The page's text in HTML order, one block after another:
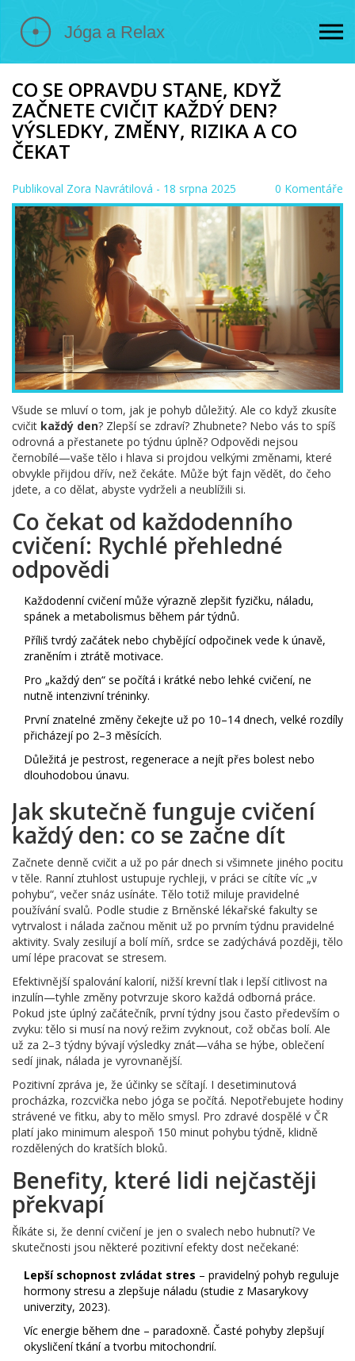
CO SE OPRAVDU STANE, KDYŽ
ZAČNETE CVIČIT KAŽDÝ DEN?
VÝSLEDKY, ZMĚNY, RIZIKA A CO
ČEKAT
Publikoval Zora Navrátilová - 18 srpna 2025 0 Komentáře
Všude se mluví o tom, jak je pohyb důležitý. Ale co když zkusíte
cvičit každý den? Zlepší se zdraví? Zhubnete? Nebo vás to spíš
odrovná a přestanete po týdnu úplně? Odpovědi nejsou
černobílé—vaše tělo i hlava si projdou velkými změnami, které
obvykle přijdou dřív, než čekáte. Může být fajn vědět, do čeho
jdete, a co dělat, abyste vydrželi a neublížili si.
Co čekat od každodenního
cvičení: Rychlé přehledné
odpovědi
Každodenní cvičení může výrazně zlepšit fyzičku, náladu,
spánek a metabolismus během pár týdnů.
Příliš tvrdý začátek nebo chybějící odpočinek vede k únavě,
zraněním i ztrátě motivace.
Pro „každý den“ se počítá i krátké nebo lehké cvičení, ne
nutně intenzivní tréninky.
První znatelné změny čekejte už po 10–14 dnech, velké rozdíly
přicházejí po 2–3 měsících.
Důležitá je pestrost, regenerace a nejít přes bolest nebo
dlouhodobou únavu.
Jak skutečně funguje cvičení
každý den: co se začne dít
Začnete denně cvičit a už po pár dnech si všimnete jiného pocitu
v těle. Ranní ztuhlost ustupuje rychleji, v práci se cítíte víc „v
pohybu“, večer snáz usínáte. Tělo totiž miluje pravidelné
používání svalů. Podle studie z Brněnské lékařské fakulty se
vytrvalost i nálada začnou měnit už po prvním týdnu pravidelné
aktivity. Svaly zesilují a bolí míň, srdce se zadýchává později, tělo
umí lépe pracovat se stresem.
Efektivnější spalování kalorií, nižší krevní tlak i lepší citlivost na
inzulín—tyhle změny potvrzuje skoro každá odborná práce.
Pokud jste úplný začátečník, první týdny jsou často především o
zvyku: tělo si musí na nový režim zvyknout, což občas bolí. Ale
už za 2–3 týdny bývají výsledky znát—váha se hýbe, oblečení
sedí jinak, nálada je vyrovnanější.
Pozitivní zpráva je, že účinky se sčítají. I desetiminutová
procházka, rozcvička nebo jóga se počítá. Nepotřebujete hodiny
strávené ve fitku, aby to mělo smysl. Pro zdravé dospělé v ČR
platí jako minimum alespoň 150 minut pohybu týdně, klidně
rozdělených do kratších bloků.
Benefity, které lidi nejčastěji
překvapí
Říkáte si, že denní cvičení je jen o svalech nebo hubnutí? Ve
skutečnosti jsou některé pozitivní efekty dost nečekané:
Lepší schopnost zvládat stres – pravidelný pohyb reguluje
hormony stresu a zlepšuje náladu (studie z Masarykovy
univerzity, 2023).
Víc energie během dne – paradoxně. Časté pohyby zlepšují
okysličení tkání a tvorbu mitochondrií.